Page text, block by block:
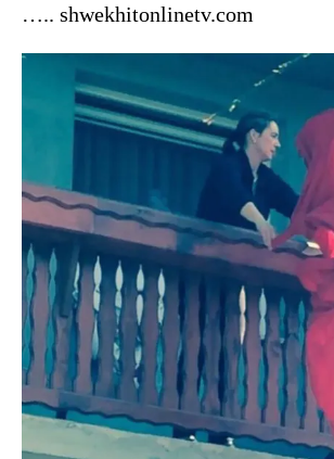
….. shwekhitonlinetv.com